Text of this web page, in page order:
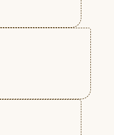
(кино).
и